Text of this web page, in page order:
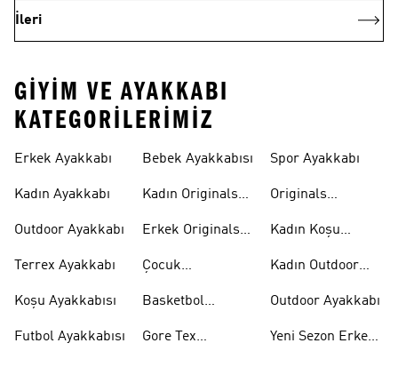
İleri
GIYIM VE AYAKKABI
KATEGORILERIMIZ
Erkek Ayakkabı
Kadın Ayakkabı
Outdoor Ayakkabı
Terrex Ayakkabı
Koşu Ayakkabısı
Futbol Ayakkabısı
Bebek Ayakkabısı
Kadın Originals
Erkek Originals
Çocuk
Basketbol
Gore Tex
Spor Ayakkabı
Originals
Kadın Koşu
Kadın Outdoor
Outdoor Ayakkabı
Yeni Sezon Erkek